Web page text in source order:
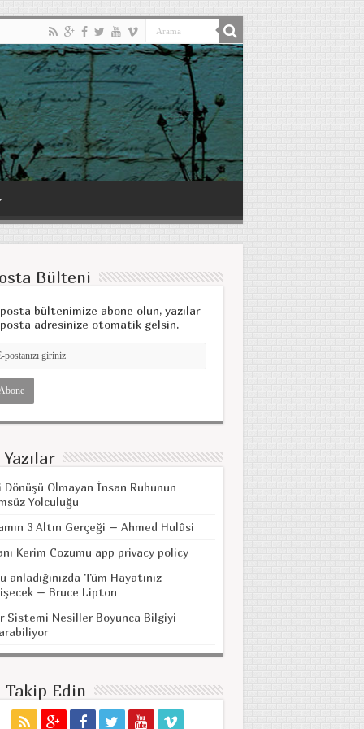
Bülteni
bültenimize abone olun, yazılar
adresinize otomatik gelsin.
Dönüşü Olmayan İnsan Ruhunun
Yolculuğu
3 Altın Gerçeği – Ahmed Hulûsi
Kerim Cozumu app privacy policy
anladığınızda Tüm Hayatınız
– Bruce Lipton
Sistemi Nesiller Boyunca Bilgiyi
Takip Edin